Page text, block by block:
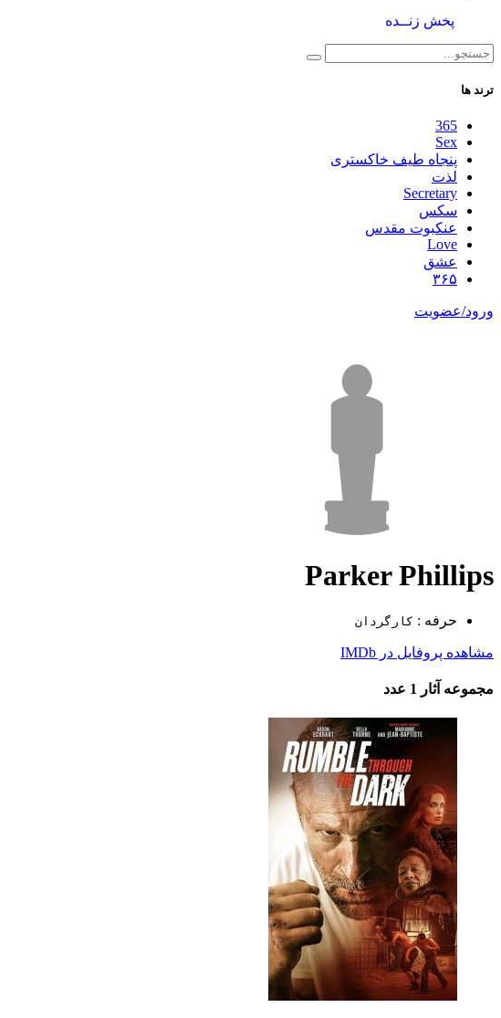
پخش زنــده
ترند ها
365
Sex
پنجاه طیف خاکستری
لذت
Secretary
سکس
عنکبوت مقدس
Love
عشق
۳۶۵
ورود/عضویت
Parker Phillips
حرفه : کارگردان
مشاهده پروفایل در IMDb
مجموعه آثار 1 عدد